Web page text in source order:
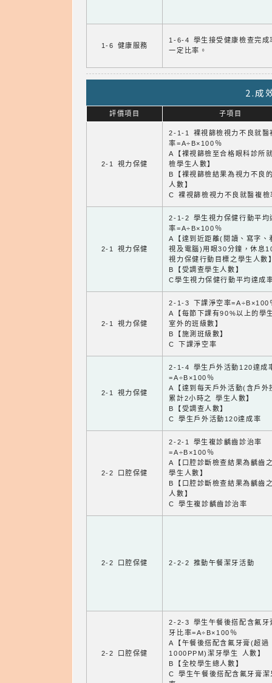
1-6 健康服務
1-6-4 學生接受健康檢查完成
一定比率。
2.成
評價項目 子項目
2-1 視力保健
2-1-1 裸視篩檢視力不良就醫
率=A÷B×100％
A【裸視篩檢至合格眼科診所
檢學生人數】
B【裸視篩檢結果為視力不良
人數】
C 裸視篩檢視力不良就醫複檢
2-1 視力保健
2-1-2 學生視力保健行動平均
率=A÷B×100％
A【達到近距離(閱讀、寫字、
視及電腦)用眼30分鐘，休息
視力保健行動目標之學生人數
B【受調查學生人數】
C學生視力保健行動平均達成
2-1 視力保健
2-1-3 下課淨空率=A÷B×100
A【每節下課有90%以上的學
室外的班級數】
B【施測班級數】
C 下課淨空率
2-1 視力保健
2-1-4 學生戶外活動120達成
=A÷B×100％
A【達到每天戶外活動(含戶外
累計2小時之 學生人數】
B【受調查人數】
C 學生戶外活動120達成率
2-2 口腔保健
2-2-1 學生複診齲齒診治率
=A÷B×100％
A【口腔診斷檢查結果為齲齒
學生人數】
B【口腔診斷檢查結果為齲齒
人數】
C 學生複診齲齒診治率
2-2 口腔保健 2-2-2 推動午餐潔牙活動
2-2 口腔保健
2-2-3 學生午餐後搭配含氟牙
牙比率=A÷B×100％
A【午餐後搭配含氟牙膏(超過
1000PPM)潔牙學生 人數】
B【全校學生總人數】
C 學生午餐後搭配含氟牙膏潔